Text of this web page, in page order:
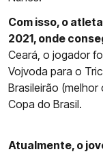
Com isso, o
2021, onde
Ceará, o jogador
Vojvoda para o
Brasileirão (melhor
Copa do Brasil.
Atualmente, o